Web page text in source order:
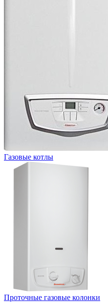
Газовые котлы
Проточные газовые колонки